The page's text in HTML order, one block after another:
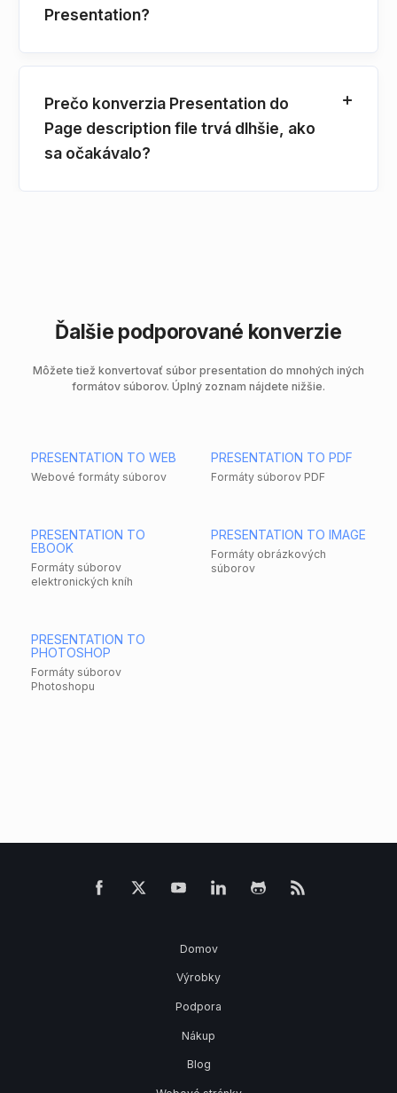
Presentation?
Prečo konverzia Presentation do
Page description file trvá dlhšie, ako
sa očakávalo?
Ďalšie podporované konverzie
Môžete tiež konvertovať súbor presentation do mnohých iných
formátov súborov. Úplný zoznam nájdete nižšie.
PRESENTATION TO WEB
Webové formáty súborov
PRESENTATION TO PDF
Formáty súborov PDF
PRESENTATION TO
EBOOK
Formáty súborov
elektronických kníh
PRESENTATION TO IMAGE
Formáty obrázkových
súborov
PRESENTATION TO
PHOTOSHOP
Formáty súborov
Photoshopu
Domov
Výrobky
Podpora
Nákup
Blog